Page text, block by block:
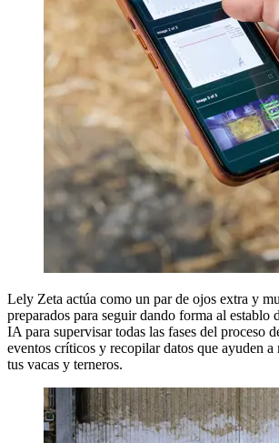
Lely Zeta actúa como un par de ojos extra y
preparados para seguir dando forma al establo
IA para supervisar todas las fases del proceso
eventos críticos y recopilar datos que ayuden a
tus vacas y terneros.